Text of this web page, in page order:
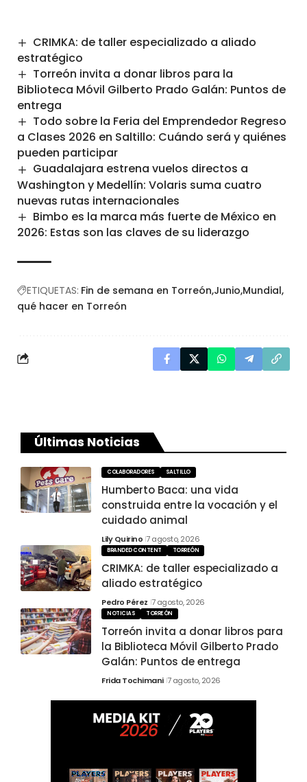
CRIMKA: de taller especializado a aliado
estratégico
Torreón invita a donar libros para la
Biblioteca Móvil Gilberto Prado Galán: Puntos de
entrega
Todo sobre la Feria del Emprendedor Regreso
a Clases 2026 en Saltillo: Cuándo será y quiénes
pueden participar
Guadalajara estrena vuelos directos a
Washington y Medellín: Volaris suma cuatro
nuevas rutas internacionales
Bimbo es la marca más fuerte de México en
2026: Estas son las claves de su liderazgo
ETIQUETAS: Fin de semana en Torreón Junio Mundial
qué hacer en Torreón
Últimas Noticias
COLABORADORES SALTILLO
Humberto Baca: una vida
construida entre la vocación y el
cuidado animal
Lily Quirino 7 agosto, 2026
BRANDED CONTENT TORREÓN
CRIMKA: de taller especializado a
aliado estratégico
Pedro Pérez 7 agosto, 2026
NOTICIAS TORREÓN
Torreón invita a donar libros para
la Biblioteca Móvil Gilberto Prado
Galán: Puntos de entrega
Frida Tochimani 7 agosto, 2026